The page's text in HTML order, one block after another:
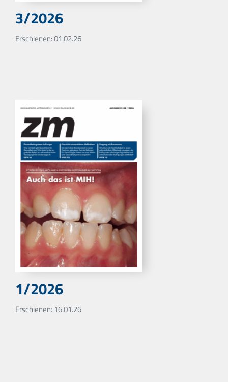
3/2026
Erschienen: 01.02.26
1/2026
Erschienen: 16.01.26